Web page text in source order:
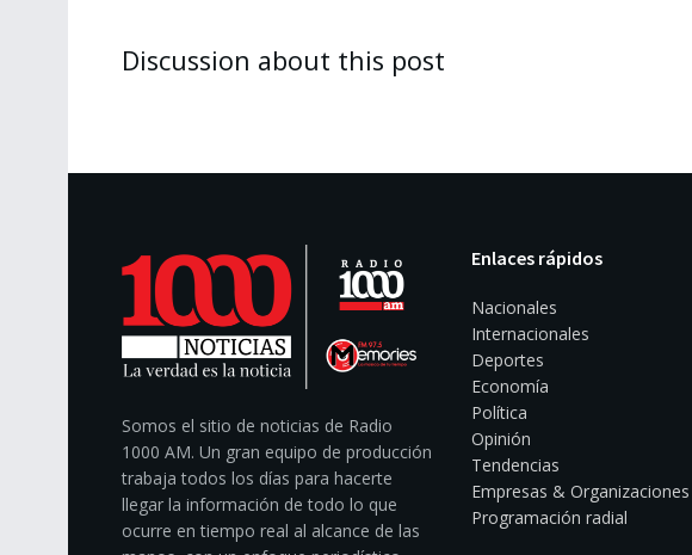
Discussion about this post
Somos el sitio de noticias de Radio
1000 AM. Un gran equipo de producción
trabaja todos los días para hacerte
llegar la información de todo lo que
ocurre en tiempo real al alcance de las
Enlaces rápidos
Nacionales
Internacionales
Deportes
Economía
Política
Opinión
Tendencias
Empresas & Organizaciones
Programación radial